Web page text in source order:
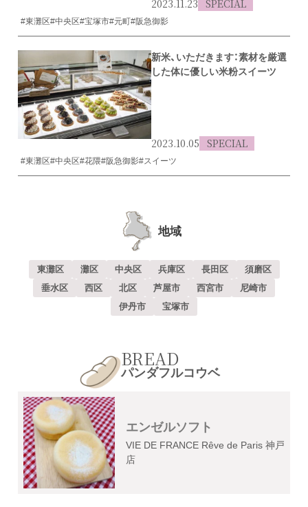
2023.11.23 SPECIAL
#東灘区#中央区#宝塚市#元町#阪急御影
新米、いただきます：素材を厳選
した体に優しい米粉スイーツ
2023.10.05 SPECIAL
#東灘区#中央区#花隈#阪急御影#スイーツ
地域
東灘区 灘区 中央区 兵庫区 長田区
須磨区
垂水区
西区 北区 芦屋市 西宮市
尼崎市
伊丹市
宝塚市
BREAD
パンダフルコウベ
エンゼルソフト
VIE DE FRANCE Rêve de Paris 神戸
店